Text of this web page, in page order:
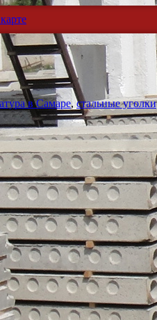
в Самаре,стальные уголки